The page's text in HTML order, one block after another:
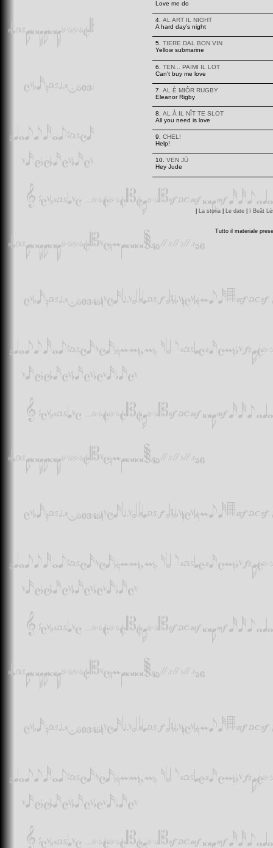
Love me do
4.AL ART IL NIGHT
A hard day's night
5.TIERE DAL BON VIN
Yellow submarine
6.TEN... PAIMI IL LOT
Can't buy me love
7.AL È MIÔR RUGBY
Eleanor Rigby
8.AL À IL NÎT TE SLOT
All you need is love
9.CHEL!
Help!
10.VEN JÙ
Hey Jude
| La storia | Le date | I Beât
Tutto il materiale